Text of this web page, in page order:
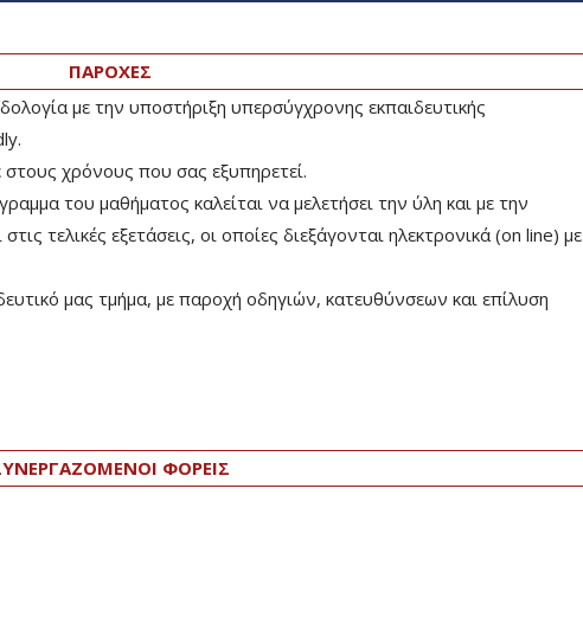
ΠΑΡΟΧΕΣ
με την υποστήριξη υπερσύγχρονης εκπαιδευτικής
χρόνους που σας εξυπηρετεί.
του μαθήματος καλείται να μελετήσει την ύλη και με την
τελικές εξετάσεις, οι οποίες διεξάγονται ηλεκτρονικά (on line) με
μας τμήμα, με παροχή οδηγιών, κατευθύνσεων και επίλυση
ΦΟΡΕΙΣ